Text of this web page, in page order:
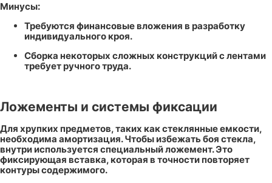
Минусы:
Требуются финансовые вложения в разработку
индивидуального кроя.
Сборка некоторых сложных конструкций с лентами
требует ручного труда.
Ложементы и системы фиксации
Для хрупких предметов, таких как стеклянные емкости,
необходима амортизация. Чтобы избежать боя стекла,
внутри используется специальный ложемент. Это
фиксирующая вставка, которая в точности повторяет
контуры содержимого.